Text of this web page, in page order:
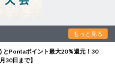
もっと見る
とPontaポイント最大20％還元！30
30日まで】